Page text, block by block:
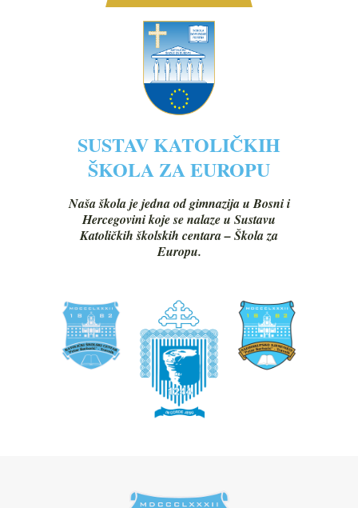
SUSTAV KATOLIČKIH
ŠKOLA ZA EUROPU
Naša škola je jedna od gimnazija u Bosni i
Hercegovini koje se nalaze u Sustavu
Katoličkih školskih centara – Škola za
Europu.